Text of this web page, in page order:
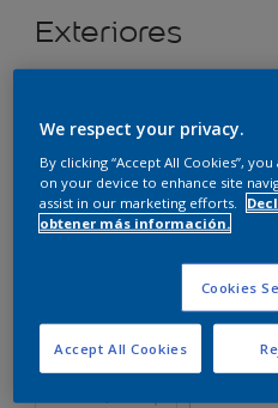
Exteriores
Cantidad
We respect your privacy.
By clicking “Accept All Cookies”,
on your device to enhance site
assist in our marketing efforts.
obtener más información.
Cookies
Accept All Cookies